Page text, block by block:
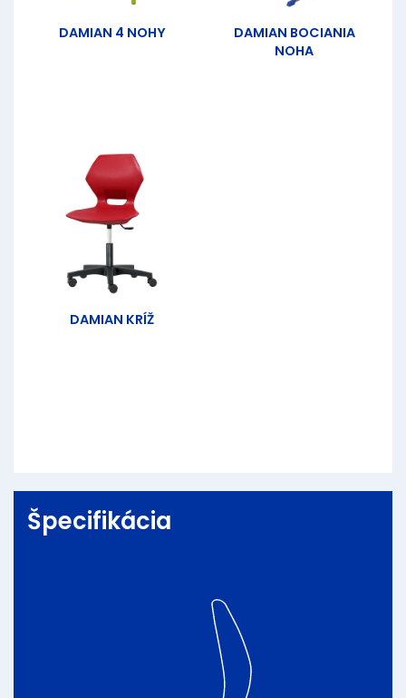
DAMIAN 4 NOHY
DAMIAN BOCIANIA
NOHA
DAMIAN KRÍŽ
Špecifikácia